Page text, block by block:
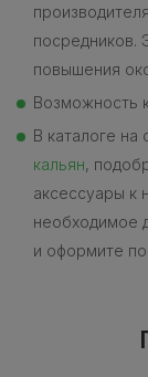
посредников.
повышения
Возможность
В каталоге
кальян,
аксессуары к
необходимое
и оформите